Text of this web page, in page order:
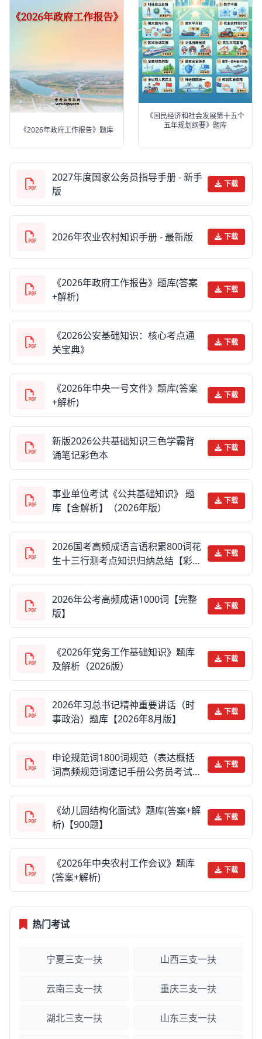
《2026年政府工作报告》题库
《国民经济和社会发展第十五个
五年规划纲要》题库
2027年度国家公务员指导手册 - 新手
版
下载
2026年农业农村知识手册 - 最新版 下载
《2026年政府工作报告》题库(答案
+解析)
下载
《2026公安基础知识：核心考点通
关宝典》
下载
《2026年中央一号文件》题库(答案
+解析)
下载
新版2026公共基础知识三色学霸背
诵笔记彩色本
下载
事业单位考试《公共基础知识》 题
库【含解析】（2026年版）
下载
2026国考高频成语言语积累800词花
生十三行测考点知识归纳总结【彩
印】
下载
2026年公考高频成语1000词【完整
版】
下载
《2026年党务工作基础知识》题库
及解析（2026版）
下载
2026年习总书记精神重要讲话（时
事政治）题库【2026年8月版】
下载
申论规范词1800词规范（表达概括
词高频规范词速记手册公务员考试国
考省考联考事业编考试申论写作）
下载
《幼儿园结构化面试》题库(答案+解
析)【900题】
下载
《2026年中央农村工作会议》题库
(答案+解析)
下载
热门考试
宁夏三支一扶 山西三支一扶
云南三支一扶 重庆三支一扶
湖北三支一扶 山东三支一扶